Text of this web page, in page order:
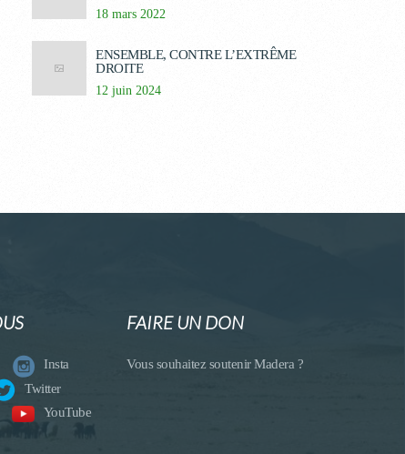
18 mars 2022
ENSEMBLE, CONTRE L’EXTRÊME
DROITE
12 juin 2024
Insta
Twitter
YouTube
FAIRE UN DON
Vous souhaitez soutenir Madera ?